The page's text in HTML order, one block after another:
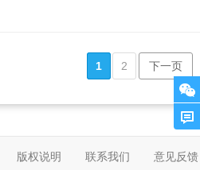
1 2 下一页
版权说明 联系我们 意见反馈